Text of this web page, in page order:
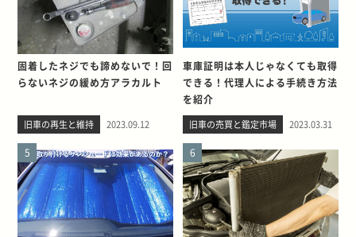
固着したネジでも諦めないで！回
らないネジの緩め方アラカルト
旧車の再生と維持 2023.09.12
車庫証明は本人じゃなくても取得
できる！代理人による手続き方法
を紹介
旧車の売買と鑑定市場 2023.03.31
5 6